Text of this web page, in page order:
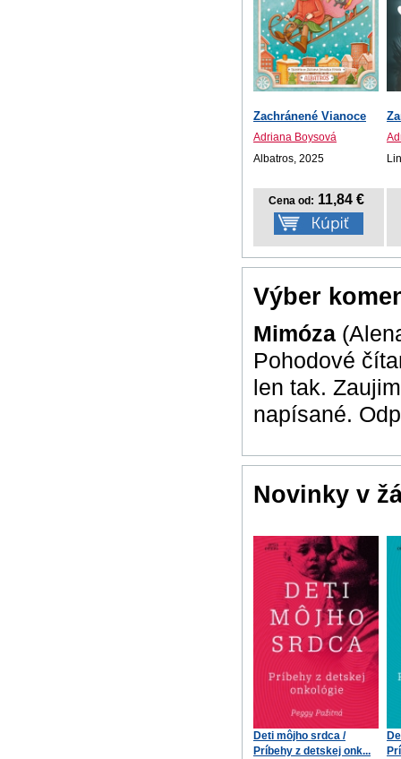
Zachránené Vianoce
Adriana Boysová
Albatros, 2025
Cena od: 11,84 €
Výber
Mimóza
Pohodové
len tak.
napísané.
Novinky v
Deti môjho srdca /
Príbehy z detskej onk...